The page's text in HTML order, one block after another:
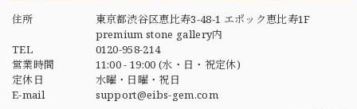
住所
東京都渋谷区恵比寿3-48-1 エポック恵比寿1F
premium stone gallery内
TEL
0120-958-214
営業時間
11:00 - 19:00 (水・日・祝定休)
定休日
水曜・日曜・祝日
E-mail
support@eibs-gem.com